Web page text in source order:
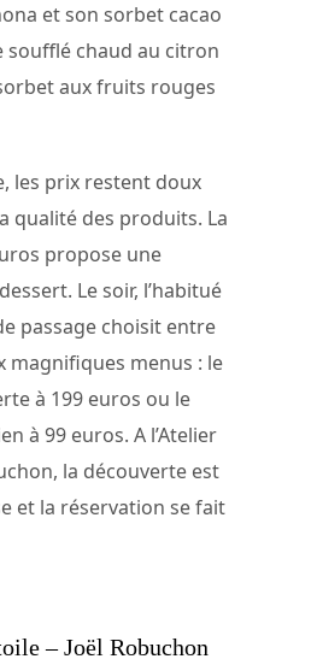
et son sorbet cacao
soufflé chaud au citron
aux fruits rouges
les prix restent doux
qualité des produits. La
propose une
Le soir, l’habitué
passage choisit entre
magnifiques menus : le
à 199 euros ou le
à 99 euros. A l’Atelier
la découverte est
et la réservation se fait
– Joël Robuchon